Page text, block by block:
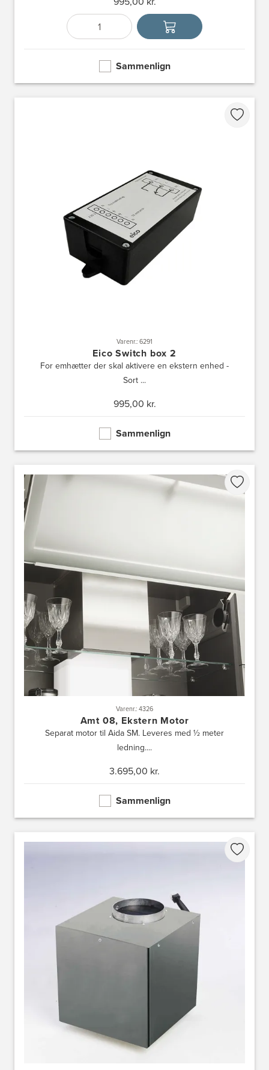
Antal
Vælg enhed
Sammenlign
Varenr.: 6291
Eico Switch box 2
For emhætter der skal aktivere en ekstern enhed -
Sort ...
995,00 kr.
Sammenlign
Varenr.: 4326
Amt 08, Ekstern Motor
Separat motor til Aida SM. Leveres med ½ meter
ledning....
3.695,00 kr.
Sammenlign